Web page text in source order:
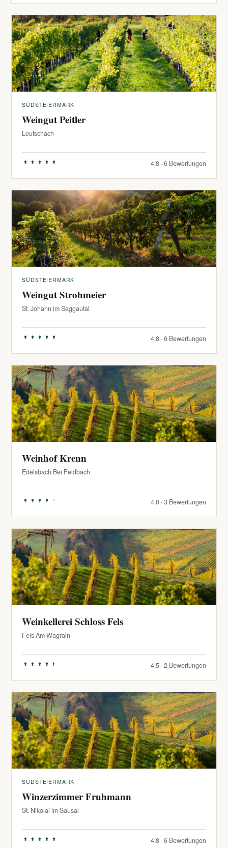
SÜDSTEIERMARK
Weingut Peitler
Leutschach
4.8 · 6 Bewertungen
SÜDSTEIERMARK
Weingut Strohmeier
St. Johann im Saggautal
4.8 · 6 Bewertungen
Weinhof Krenn
Edelsbach Bei Feldbach
4.0 · 3 Bewertungen
Weinkellerei Schloss Fels
Fels Am Wagrain
4.5 · 2 Bewertungen
SÜDSTEIERMARK
Winzerzimmer Fruhmann
St. Nikolai im Sausal
4.8 · 6 Bewertungen